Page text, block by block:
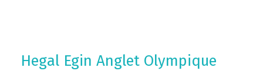
Hegal Egin Anglet Olympique